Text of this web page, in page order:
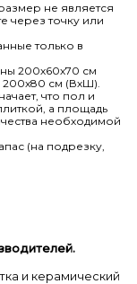
не является
через точку или
только в
200х60х70 см
200х80 см (ВхШ).
что пол и
а площадь
необходимой
(на подрезку,
и керамический